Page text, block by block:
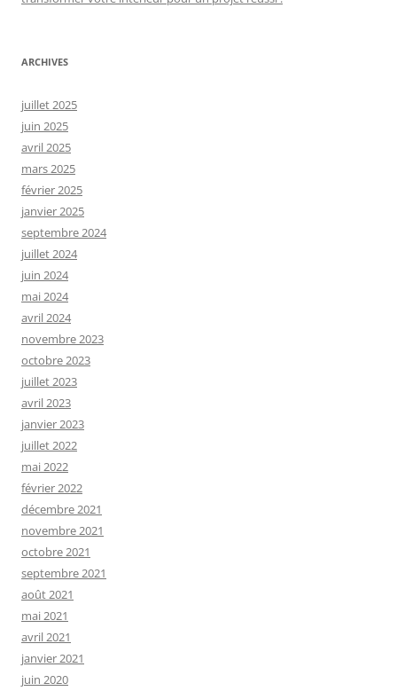
ARCHIVES
juillet 2025
juin 2025
avril 2025
mars 2025
février 2025
janvier 2025
septembre 2024
juillet 2024
juin 2024
mai 2024
avril 2024
novembre 2023
octobre 2023
juillet 2023
avril 2023
janvier 2023
juillet 2022
mai 2022
février 2022
décembre 2021
novembre 2021
octobre 2021
septembre 2021
août 2021
mai 2021
avril 2021
janvier 2021
juin 2020